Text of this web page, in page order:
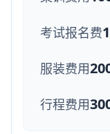
考试报名费
服装费用
行程费用